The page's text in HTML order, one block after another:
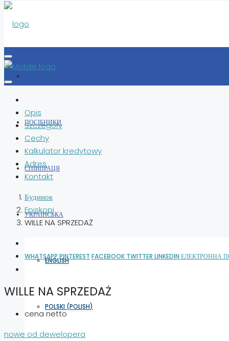
ПОСІБНИКИ
СПІВПРАЦЯ
УКРАЇНСЬКА
ENGLISH
POLSKI (POLISH)
Opis
Szczegóły
Cechy
Kalkulator kredytowy
Adres
Kontakt
Будинок
Episkopi
WILLE NA SPRZEDAŻ
WHATSAPPPINTEREST FACEBOOK TWITTER LINKEDIN ЕЛЕКТРОННА
WILLE NA SPRZEDAŻ
cena netto
nowe od dewelopera